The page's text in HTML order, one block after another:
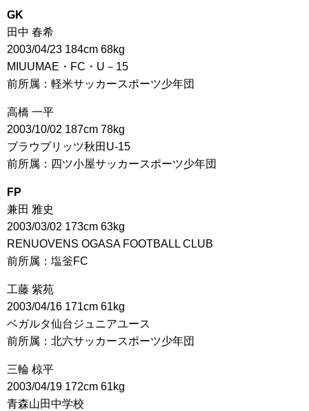
GK
田中 春希
2003/04/23 184cm 68kg
MIUUMAE・FC・U－15
前所属：軽米サッカースポーツ少年団
高橋 一平
2003/10/02 187cm 78kg
ブラウブリッツ秋田U-15
前所属：四ツ小屋サッカースポーツ少年団
FP
兼田 雅史
2003/03/02 173cm 63kg
RENUOVENS OGASA FOOTBALL CLUB
前所属：塩釡FC
工藤 紫苑
2003/04/16 171cm 61kg
ベガルタ仙台ジュニアユース
前所属：北六サッカースポーツ少年団
三輪 椋平
2003/04/19 172cm 61kg
青森山田中学校